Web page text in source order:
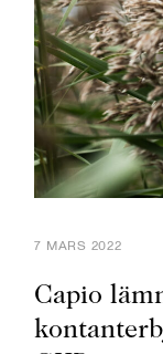
7 MARS 2022
Capio